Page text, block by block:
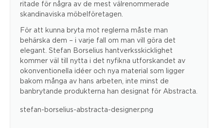
ritade för några av de mest välrenommerade
skandinaviska möbelföretagen.
För att kunna bryta mot reglerna måste man
behärska dem – i varje fall om man vill göra det
elegant. Stefan Borselius hantverksskicklighet
kommer väl till nytta i det nyfikna utforskandet av
okonventionella idéer och nya material som ligger
bakom många av hans arbeten, inte minst de
banbrytande produkterna han designat för Abstracta.
stefan-borselius-abstracta-designer.png